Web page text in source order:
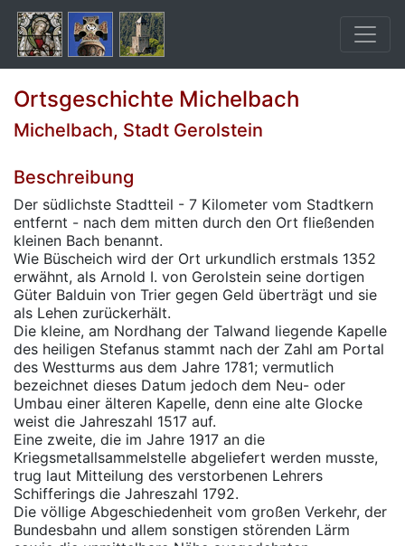
Ortsgeschichte Michelbach
Michelbach, Stadt Gerolstein
Beschreibung
Der südlichste Stadtteil - 7 Kilometer vom Stadtkern
entfernt - nach dem mitten durch den Ort fließenden
kleinen Bach benannt.
Wie Büscheich wird der Ort urkundlich erstmals 1352
erwähnt, als Arnold I. von Gerolstein seine dortigen
Güter Balduin von Trier gegen Geld überträgt und sie
als Lehen zurückerhält.
Die kleine, am Nordhang der Talwand liegende Kapelle
des heiligen Stefanus stammt nach der Zahl am Portal
des Westturms aus dem Jahre 1781; vermutlich
bezeichnet dieses Datum jedoch dem Neu- oder
Umbau einer älteren Kapelle, denn eine alte Glocke
weist die Jahreszahl 1517 auf.
Eine zweite, die im Jahre 1917 an die
Kriegsmetallsammelstelle abgeliefert werden musste,
trug laut Mitteilung des verstorbenen Lehrers
Schifferings die Jahreszahl 1792.
Die völlige Abgeschiedenheit vom großen Verkehr, der
Bundesbahn und allem sonstigen störenden Lärm